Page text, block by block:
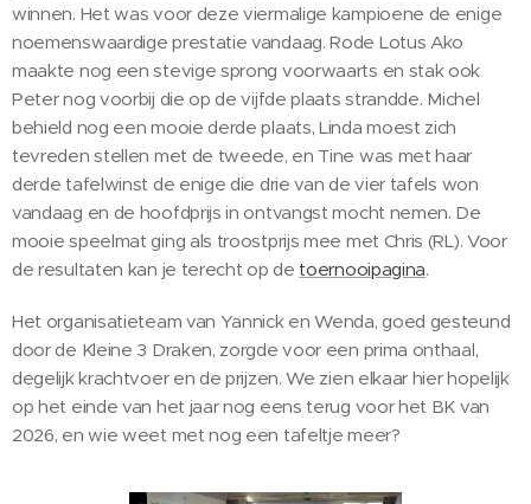
winnen. Het was voor deze viermalige kampioene de enige
noemenswaardige prestatie vandaag. Rode Lotus Ako
maakte nog een stevige sprong voorwaarts en stak ook
Peter nog voorbij die op de vijfde plaats strandde. Michel
behield nog een mooie derde plaats, Linda moest zich
tevreden stellen met de tweede, en Tine was met haar
derde tafelwinst de enige die drie van de vier tafels won
vandaag en de hoofdprijs in ontvangst mocht nemen. De
mooie speelmat ging als troostprijs mee met Chris (RL). Voor
de resultaten kan je terecht op de toernooipagina.
Het organisatieteam van Yannick en Wenda, goed gesteund
door de Kleine 3 Draken, zorgde voor een prima onthaal,
degelijk krachtvoer en de prijzen. We zien elkaar hier hopelijk
op het einde van het jaar nog eens terug voor het BK van
2026, en wie weet met nog een tafeltje meer?